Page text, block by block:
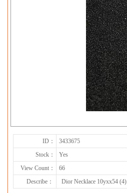
ID： 3433675
Stock：
Yes
View Count：
66
Describe：
Dior Necklace 10yxx54 (4)